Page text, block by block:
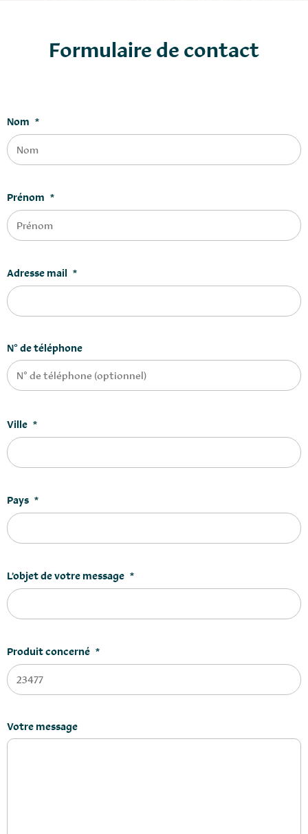
Formulaire de contact
Nom *
Prénom *
Adresse mail *
N° de téléphone
Ville *
Pays *
L’objet de votre message *
Produit concerné *
Votre message